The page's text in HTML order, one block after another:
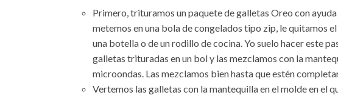
Primero, trituramos un paquete de galletas Oreo con
metemos en una bola de congelados tipo zip, le quitamos
una botella o de un rodillo de cocina. Yo suelo hacer este
galletas trituradas en un bol y las mezclamos con la
microondas. Las mezclamos bien hasta que estén
Vertemos las galletas con la mantequilla en el molde en el